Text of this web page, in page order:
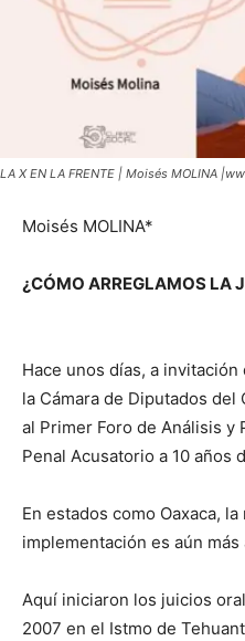
LA X EN LA FRENTE | Moisés MOLINA
Moisés MOLINA*
¿CÓMO ARREGLAMOS LA
Hace unos días, a
la Cámara de Diputados
al Primer Foro de Análisis y
Penal Acusatorio a 10 años
En estados como Oaxaca,
implementación es aún más
Aquí iniciaron los juicios
2007 en el Istmo de